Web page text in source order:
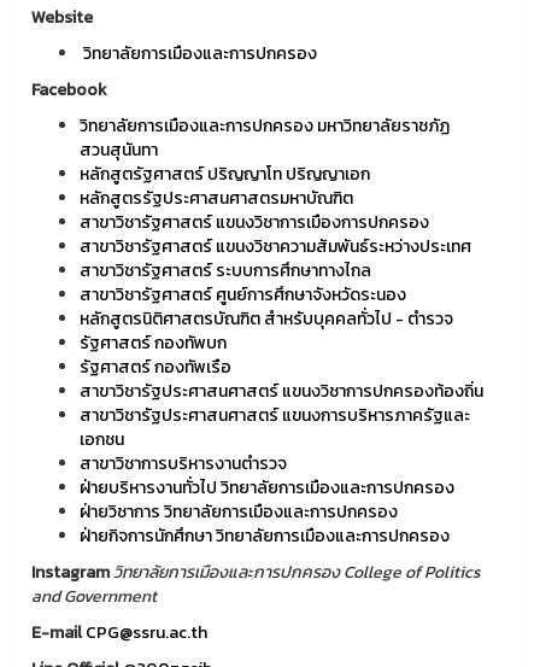
Website
วิทยาลัยการเมืองและการปกครอง
Facebook
วิทยาลัยการเมืองและการปกครอง มหาวิทยาลัยราชภัฏ
สวนสุนันทา
หลักสูตรัฐศาสตร์ ปริญญาโท ปริญญาเอก
หลักสูตรรัฐประศาสนศาสตรมหาบัณฑิต
สาขาวิชารัฐศาสตร์ แขนงวิชาการเมืองการปกครอง
สาขาวิชารัฐศาสตร์ แขนงวิชาความสัมพันธ์ระหว่างประเทศ
สาขาวิชารัฐศาสตร์ ระบบการศึกษาทางไกล
สาขาวิชารัฐศาสตร์ ศูนย์การศึกษาจังหวัดระนอง
หลักสูตรนิติศาสตรบัณฑิต สำหรับบุคคลทั่วไป - ตำรวจ
รัฐศาสตร์ กองทัพบก
รัฐศาสตร์ กองทัพเรือ
สาขาวิชารัฐประศาสนศาสตร์ แขนงวิชาการปกครองท้องถิ่น
สาขาวิชารัฐประศาสนศาสตร์ แขนงการบริหารภาครัฐและ
เอกชน
สาขาวิชาการบริหารงานตำรวจ
ฝ่ายบริหารงานทั่วไป วิทยาลัยการเมืองและการปกครอง
ฝ่ายวิชาการ วิทยาลัยการเมืองและการปกครอง
ฝ่ายกิจการนักศึกษา วิทยาลัยการเมืองและการปกครอง
Instagramวิทยาลัยการเมืองและการปกครอง College of Politics
and Government
E-mailCPG@ssru.ac.th